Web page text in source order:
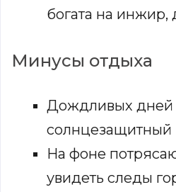
богата на инжир,
Минусы отдыха
Дождливых дней
солнцезащитный
На фоне
увидеть следы